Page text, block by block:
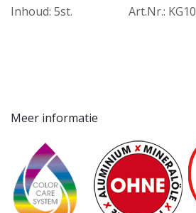
Inhoud: 5st. ​Art.Nr.:
Meer informatie